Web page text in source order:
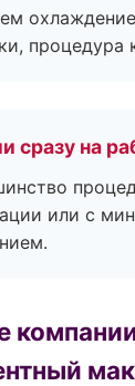
процедура
сразу на
или с